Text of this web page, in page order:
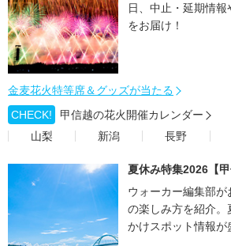
日、中止・延期情
をお届け！
金麦花火特等席＆グッズが当たる
CHECK!
甲信越の花火開催カレンダー
山梨
新潟 長野
夏休み特集2026【甲
ウォーカー編集部
の楽しみ方を紹介
かけスポット情報が